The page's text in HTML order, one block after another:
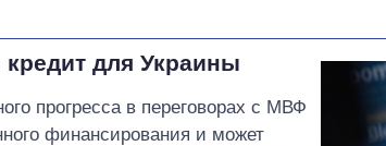
для Украины
прогресса в переговорах с МВФ
финансирования и может
бизнеса